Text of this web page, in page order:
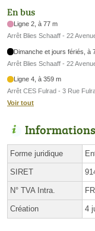
En bus
Ligne 2, à 77 m
Arrêt Blies Schaaff - 22
Dimanche et jours fériés, à
Arrêt Blies Schaaff - 22
Ligne 4, à 359 m
Arrêt CES Fulrad - 3 Rue
Voir tout
Informations
Forme juridique
SIRET
N° TVA Intra.
Création 4